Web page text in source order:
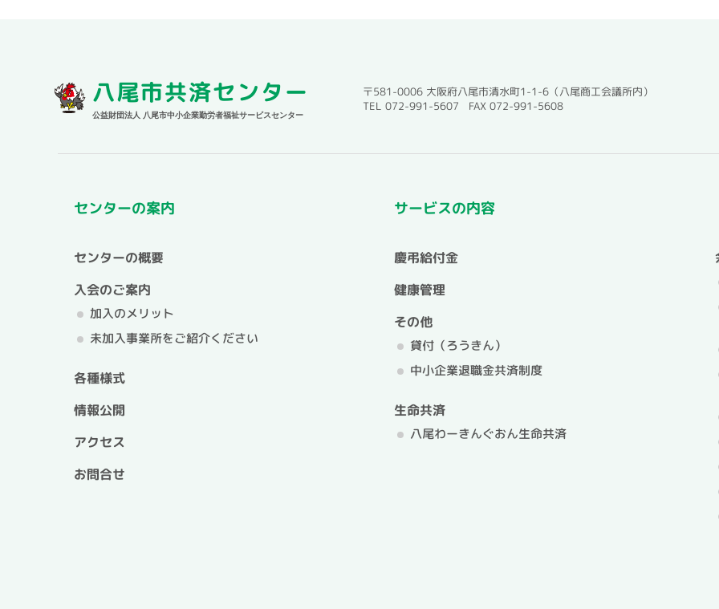
八尾市共済センター
公益財団法人 八尾市中小企業勤労者福祉サービスセンター
〒581-0006 大阪府八尾市清水町1-1-6（八尾商工会議所内）
TEL 072-991-5607 FAX 072-991-5608
センターの案内
センターの概要
入会のご案内
加入のメリット
未加入事業所をご紹介ください
各種様式
情報公開
アクセス
お問合せ
サービスの内容
慶弔給付金
健康管理
その他
貸付（ろうきん）
中小企業退職金共済制度
生命共済
八尾わーきんぐおん生命共済